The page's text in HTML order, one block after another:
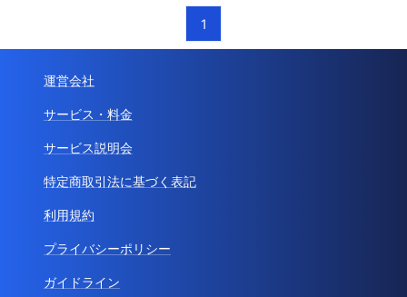
1
運営会社
サービス・料金
サービス説明会
特定商取引法に基づく表記
利用規約
プライバシーポリシー
ガイドライン